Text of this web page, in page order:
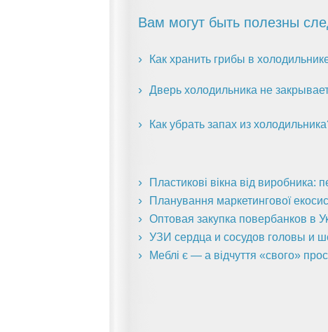
Вам могут быть полезны
Как хранить грибы в
Дверь холодильника не
Как убрать запах из
Пластикові вікна від виробника:
Планування маркетингової
Оптовая закупка повербанков в
УЗИ сердца и сосудов головы и
Меблі є — а відчуття «свого»